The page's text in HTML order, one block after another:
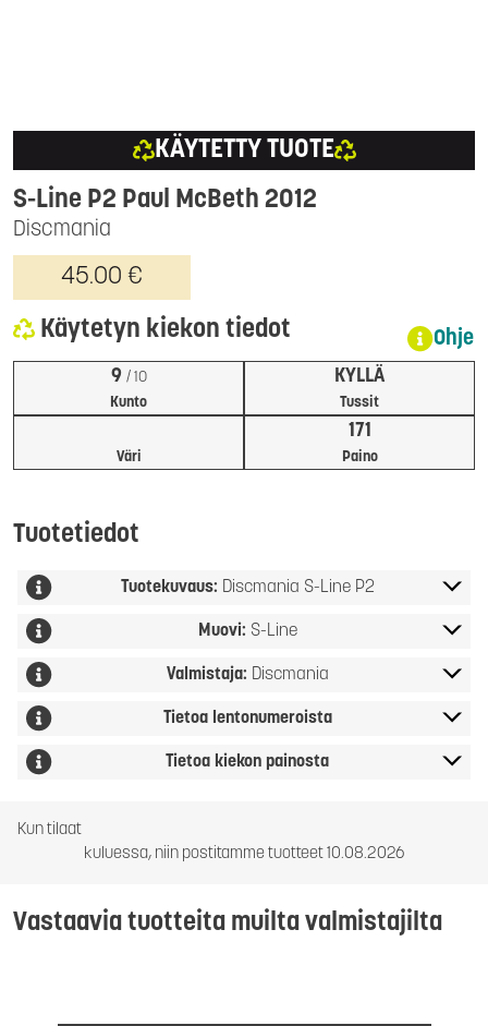
KÄYTETTY TUOTE
Discmania
S-Line P2 Paul McBeth 2012
45.00 €
Käytetyn kiekon tiedot Ohje
Kunto
9 / 10
Tussit
KYLLÄ
Väri Paino
171
Tuotetiedot
Tuotekuvaus: Discmania S-Line P2
Muovi: S-Line
Valmistaja: Discmania
Tietoa lentonumeroista
Tietoa kiekon painosta
Kun tilaat
kuluessa, niin postitamme tuotteet 10.08.2026
Vastaavia tuotteita muilta valmistajilta